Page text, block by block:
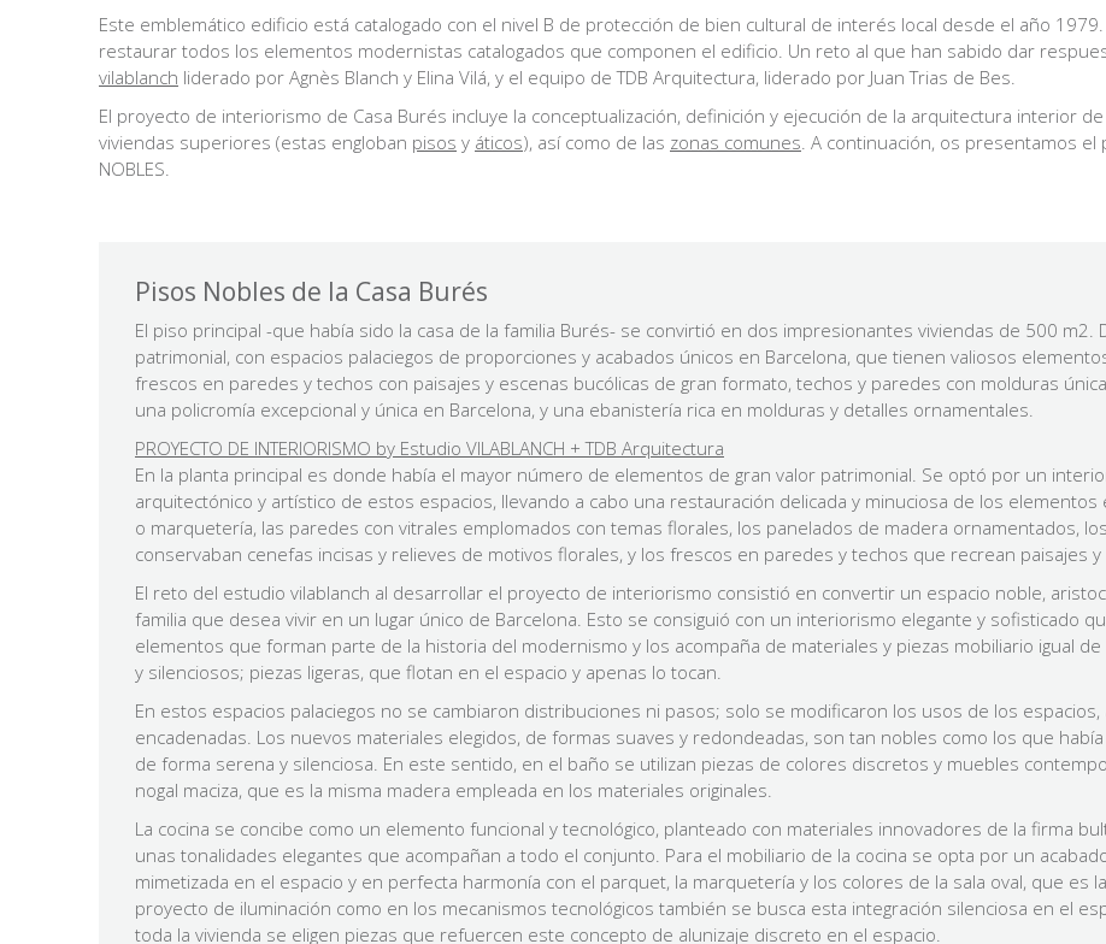
Este emblemático edificio está catalogado con el nivel B de protección de bien cultural de interés local desde el año
restaurar todos los elementos modernistas catalogados que componen el edificio. Un reto al que han sabido dar
vilablanch liderado por Agnès Blanch y Elina Vilá, y el equipo de TDB Arquitectura, liderado por Juan Trias de Bes.
El proyecto de interiorismo de Casa Burés incluye la conceptualización, definición y ejecución de la arquitectura interior
viviendas superiores (estas engloban pisos y áticos), así como de las zonas comunes. A continuación, os presentamos
NOBLES.
Pisos Nobles de la Casa Burés
El piso principal -que había sido la casa de la familia Burés- se convirtió en dos impresionantes viviendas de 500 m2.
patrimonial, con espacios palaciegos de proporciones y acabados únicos en Barcelona, que tienen valiosos
frescos en paredes y techos con paisajes y escenas bucólicas de gran formato, techos y paredes con molduras
una policromía excepcional y única en Barcelona, y una ebanistería rica en molduras y detalles ornamentales.
PROYECTO DE INTERIORISMO by Estudio VILABLANCH + TDB Arquitectura
En la planta principal es donde había el mayor número de elementos de gran valor patrimonial. Se optó por un
arquitectónico y artístico de estos espacios, llevando a cabo una restauración delicada y minuciosa de los
o marquetería, las paredes con vitrales emplomados con temas florales, los panelados de madera ornamentados,
conservaban cenefas incisas y relieves de motivos florales, y los frescos en paredes y techos que recrean paisajes y
El reto del estudio vilablanch al desarrollar el proyecto de interiorismo consistió en convertir un espacio noble,
familia que desea vivir en un lugar único de Barcelona. Esto se consiguió con un interiorismo elegante y sofisticado
elementos que forman parte de la historia del modernismo y los acompaña de materiales y piezas mobiliario igual
y silenciosos; piezas ligeras, que flotan en el espacio y apenas lo tocan.
En estos espacios palaciegos no se cambiaron distribuciones ni pasos; solo se modificaron los usos de los
encadenadas. Los nuevos materiales elegidos, de formas suaves y redondeadas, son tan nobles como los que
de forma serena y silenciosa. En este sentido, en el baño se utilizan piezas de colores discretos y muebles
nogal maciza, que es la misma madera empleada en los materiales originales.
La cocina se concibe como un elemento funcional y tecnológico, planteado con materiales innovadores de la firma
unas tonalidades elegantes que acompañan a todo el conjunto. Para el mobiliario de la cocina se opta por un
mimetizada en el espacio y en perfecta harmonía con el parquet, la marquetería y los colores de la sala oval, que es
proyecto de iluminación como en los mecanismos tecnológicos también se busca esta integración silenciosa en el
toda la vivienda se eligen piezas que refuercen este concepto de alunizaje discreto en el espacio.